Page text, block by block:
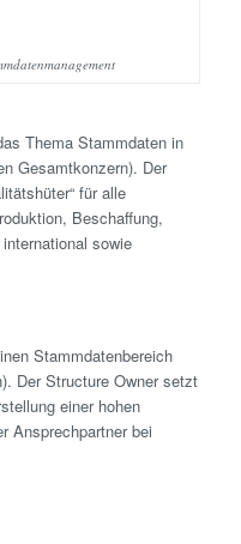
Thema Stammdaten in
Gesamtkonzern). Der
für alle
Beschaffung,
sowie
Stammdatenbereich
Der Structure Owner setzt
einer hohen
Ansprechp­artner bei